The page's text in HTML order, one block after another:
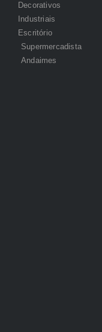
Decorativos
Industriais
Escritório
Supermercadista
Andaimes